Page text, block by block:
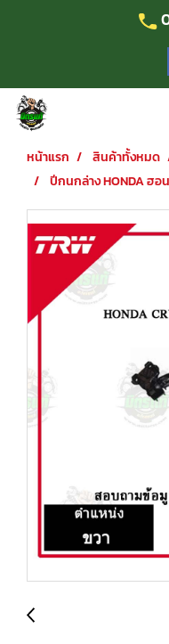
หน้าแรก สินค้าทั้งหมด
ปีกนกล่าง HONDA ฮอ